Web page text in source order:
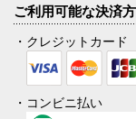
ご利用可能な決済
・クレジットカード
・コンビニ払い